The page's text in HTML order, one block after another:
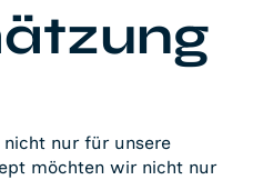
nicht nur für unsere
möchten wir nicht nur